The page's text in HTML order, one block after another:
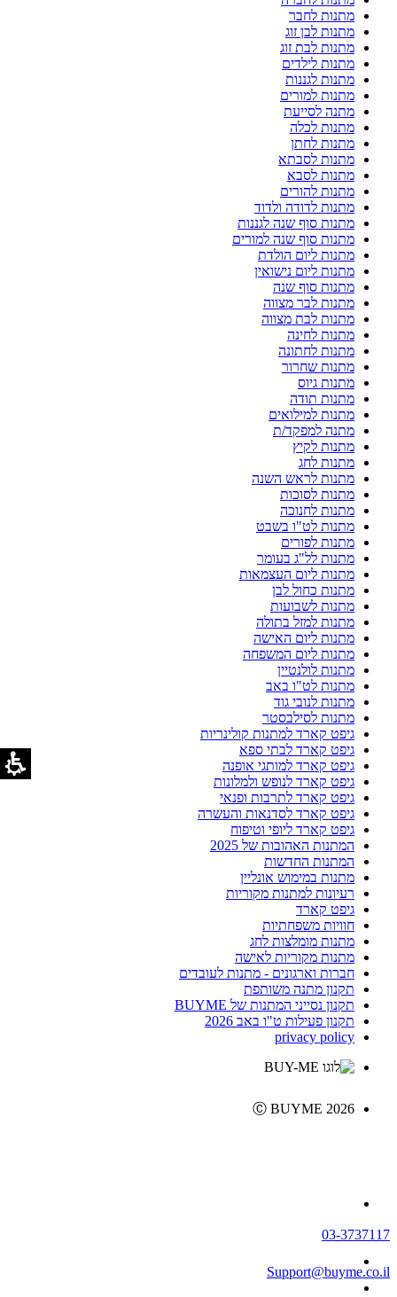
מתנות לחבר
מתנות לבן זוג
מתנות לבת זוג
מתנות לילדים
מתנות לגננות
מתנות למורים
מתנה לסייעת
מתנות לכלה
מתנות לחתן
מתנות לסבתא
מתנות לסבא
מתנות להורים
מתנות לדודה ולדוד
מתנות סוף שנה לגננות
מתנות סוף שנה למורים
מתנות ליום הולדת
מתנות ליום נישואין
מתנות סוף שנה
מתנות לבר מצווה
מתנות לבת מצווה
מתנות לחינה
מתנות לחתונה
מתנות שחרור
מתנות גיוס
מתנות תודה
מתנות למילואים
מתנה למפקד/ת
מתנות לקיץ
מתנות לחג
מתנות לראש השנה
מתנות לסוכות
מתנות לחנוכה
מתנות לט"ו בשבט
מתנות לפורים
מתנות לל"ג בעומר
מתנות ליום העצמאות
מתנות כחול לבן
מתנות לשבועות
מתנות למזל בתולה
מתנות ליום האישה
מתנות ליום המשפחה
מתנות לולנטיין
מתנות לט"ו באב
מתנות לנובי גוד
מתנות לסילבסטר
גיפט קארד למתנות קולינריות
גיפט קארד לבתי ספא
גיפט קארד למותגי אופנה
גיפט קארד לנופש ולמלונות
גיפט קארד לתרבות ופנאי
גיפט קארד לסדנאות והעשרה
גיפט קארד ליופי וטיפוח
המתנות האהובות של 2025
המתנות החדשות
מתנות במימוש אונליין
רעיונות למתנות מקוריות
גיפט קארד
חוויות משפחתיות
מתנות מומלצות לחג
מתנות מקוריות לאישה
חברות וארגונים - מתנות לעובדים
תקנון מתנה משותפת
תקנון נסייני המתנות של BUYME
תקנון פעילות ט"ו באב 2026
privacy policy
Ⓒ BUYME 2026
03-3737117
Support@buyme.co.il